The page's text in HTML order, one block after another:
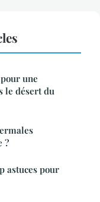
une
le désert du
?
astuces pour